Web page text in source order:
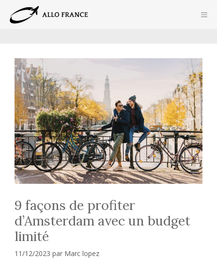
contenu
9 façons de profiter
d’Amsterdam avec un budget
limité
11/12/2023 par Marc lopez